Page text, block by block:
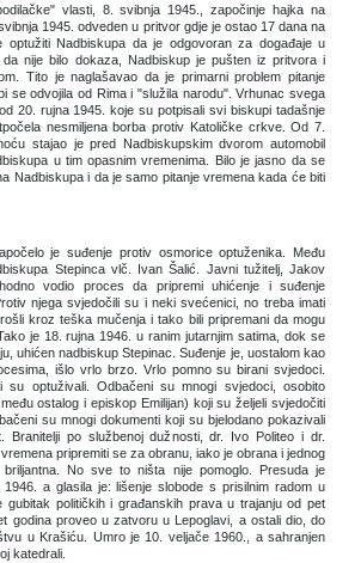
vlasti, 8. svibnja 1945., započinje hajka na
1945. odveden u pritvor gdje je ostao 17 dana na
optužiti Nadbiskupa da je odgovoran za događaje u
nije bilo dokaza, Nadbiskup je pušten iz pritvora i
Tito je naglašavao da je primarni problem pitanje
se odvojila od Rima i "služila narodu". Vrhunac svega
20. rujna 1945. koje su potpisali svi biskupi tadašnje
nesmiljena borba protiv Katoličke crkve. Od 7.
stajao je pred Nadbiskupskim dvorom automobil
u tim opasnim vremenima. Bilo je jasno da se
Nadbiskupa i da je samo pitanje vremena kada će biti
je suđenje protiv osmorice optuženika. Među
Stepinca vlč. Ivan Šalić. Javni tužitelj, Jakov
vodio proces da pripremi uhićenje i suđenje
njega svjedočili su i neki svećenici, no treba imati
kroz teška mučenja i tako bili pripremani da mogu
je 18. rujna 1946. u ranim jutarnjim satima, dok se
uhićen nadbiskup Stepinac. Suđenje je, uostalom kao
išlo vrlo brzo. Vrlo pomno su birani svjedoci.
su optuživali. Odbačeni su mnogi svjedoci, osobito
ostalog i episkop Emilijan) koji su željeli svjedočiti
su mnogi dokumenti koji su bjelodano pokazivali
Branitelji po službenoj dužnosti, dr. Ivo Politeo i dr.
pripremiti se za obranu, iako je obrana i jednog
No sve to ništa nije pomoglo. Presuda je
1946. a glasila je: lišenje slobode s prisilnim radom u
gubitak političkih i građanskih prava u trajanju od pet
godina proveo u zatvoru u Lepoglavi, a ostali dio, do
u Krašiću. Umro je 10. veljače 1960., a sahranjen
katedrali.